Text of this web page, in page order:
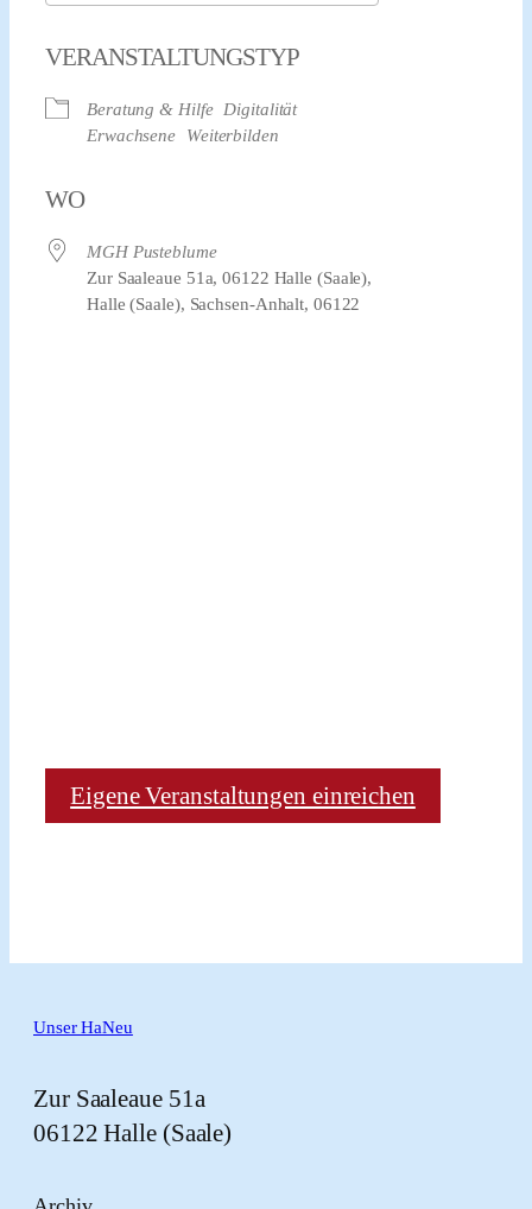
VERANSTALTUNGSTYP
Beratung & Hilfe Digitalität
Erwachsene
Weiterbilden
WO
MGH Pusteblume
Zur Saaleaue 51a, 06122 Halle (Saale),
Halle (Saale), Sachsen-Anhalt, 06122
Eigene Veranstaltungen einreichen
Unser HaNeu
Zur Saaleaue 51a
06122 Halle (Saale)